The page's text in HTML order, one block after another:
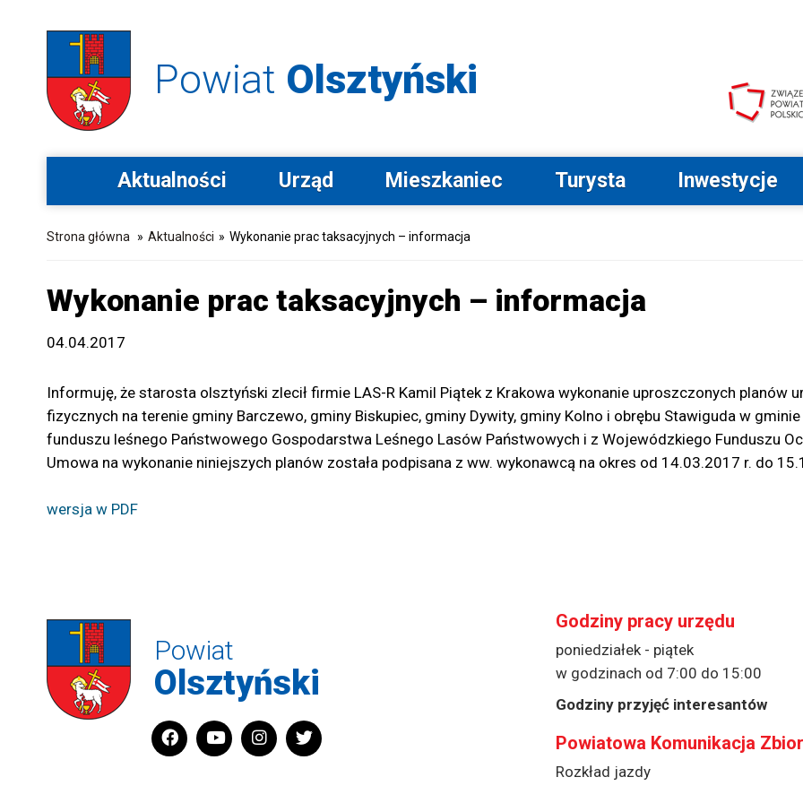
Powiat Olsztyński
Aktualności Urząd Mieszkaniec Turysta Inwestycje
Strona główna » Aktualności » Wykonanie prac taksacyjnych – informacja
Wykonanie prac taksacyjnych – informacja
04.04.2017
Informuję, że starosta olsztyński zlecił firmie LAS-R Kamil Piątek z Krakowa wykonanie uproszczonych planów
fizycznych na terenie gminy Barczewo, gminy Biskupiec, gminy Dywity, gminy Kolno i obrębu Stawiguda w
funduszu leśnego Państwowego Gospodarstwa Leśnego Lasów Państwowych i z Wojewódzkiego Funduszu
Umowa na wykonanie niniejszych planów została podpisana z ww. wykonawcą na okres od 14.03.2017 r. do
wersja w PDF
Powiat
Olsztyński
Godziny pracy urzędu
poniedziałek - piątek
w godzinach od 7:00 do 15:00
Godziny przyjęć interesantów
Powiatowa Komunikacja
Rozkład jazdy